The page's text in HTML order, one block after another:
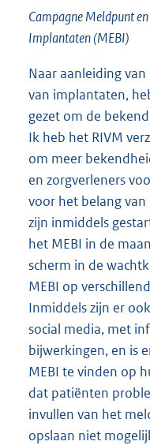
Campagne Meldpunt
Implantaten (MEBI)
Naar aanleiding
van implantaten,
gezet om de
Ik heb het RIVM
om meer
en zorgverleners
voor het belang
zijn inmiddels
het MEBI in de
scherm in de
MEBI op
Inmiddels zijn er
social media, met
bijwerkingen, en is
MEBI te vinden op
dat patiënten
invullen van het
opslaan niet